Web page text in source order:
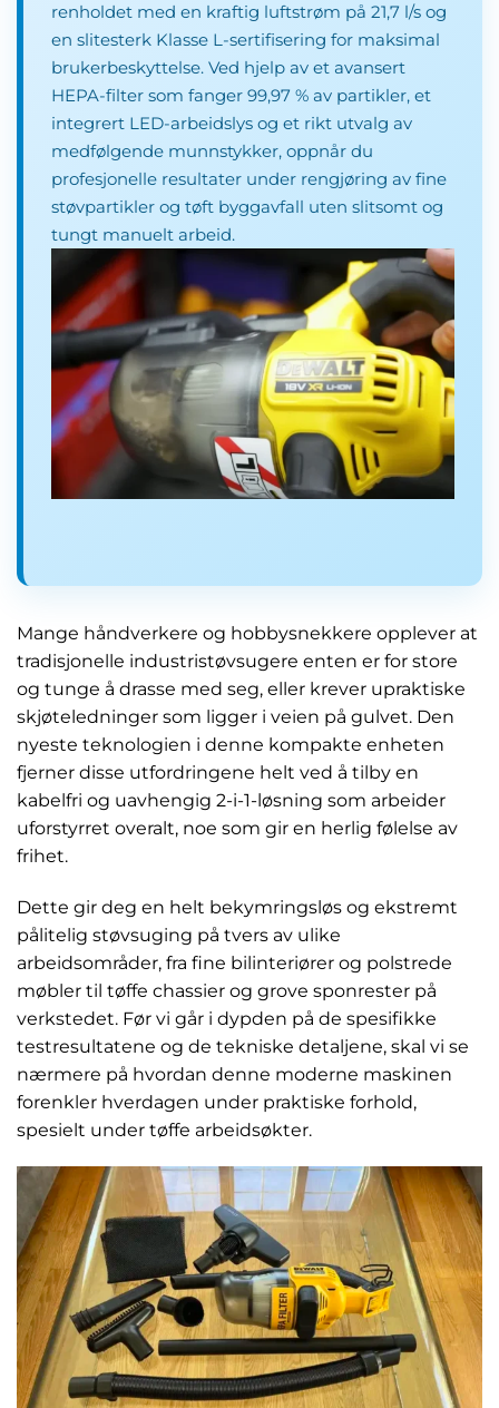
renholdet med en kraftig luftstrøm på 21,7 l/s og
en slitesterk Klasse L-sertifisering for maksimal
brukerbeskyttelse. Ved hjelp av et avansert
HEPA-filter som fanger 99,97 % av partikler, et
integrert LED-arbeidslys og et rikt utvalg av
medfølgende munnstykker, oppnår du
profesjonelle resultater under rengjøring av fine
støvpartikler og tøft byggavfall uten slitsomt og
tungt manuelt arbeid.
Mange håndverkere og hobbysnekkere opplever at
tradisjonelle industristøvsugere enten er for store
og tunge å drasse med seg, eller krever upraktiske
skjøteledninger som ligger i veien på gulvet. Den
nyeste teknologien i denne kompakte enheten
fjerner disse utfordringene helt ved å tilby en
kabelfri og uavhengig 2-i-1-løsning som arbeider
uforstyrret overalt, noe som gir en herlig følelse av
frihet.
Dette gir deg en helt bekymringsløs og ekstremt
pålitelig støvsuging på tvers av ulike
arbeidsområder, fra fine bilinteriører og polstrede
møbler til tøffe chassier og grove sponrester på
verkstedet. Før vi går i dypden på de spesifikke
testresultatene og de tekniske detaljene, skal vi se
nærmere på hvordan denne moderne maskinen
forenkler hverdagen under praktiske forhold,
spesielt under tøffe arbeidsøkter.